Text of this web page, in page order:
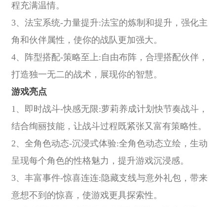
程充满温情。
3、法宝系统-力量提升:法宝的炼制和提升，强化主
角和伙伴属性，使你的战队更加强大。
4、阵型搭配-策略至上:自由布阵，合理搭配伙伴，
打造独一无二的战术，展现你的智慧。
游戏亮点
1、即时战斗-快感无限:萝莉养成计划快节奏战斗，
结合绚丽技能，让战斗过程既紧张又富有策略性。
2、全角色动态-沉浸式体验:全角色动态立绘，生动
呈现每个角色的性格魅力，提升游戏沉浸感。
3、丰富事件-惊喜连连:隐藏支线与意外礼包，带来
意想不到的惊喜，使游戏更具探索性。